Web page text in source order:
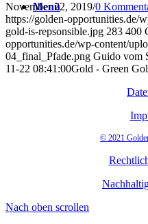
Menü
November 22, 2019/0
https://golden-opportunities.de/
gold-is-repsonsible.jpg 283 400
opportunities.de/wp-content/
04_final_Pfade.png Guido vom
11-22 08:41:00Gold - Green
© 2021
Nach oben scrollen